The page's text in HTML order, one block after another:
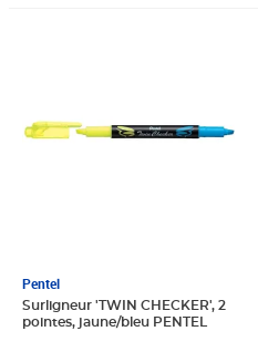
Pentel
Surligneur 'TWIN CHECKER', 2
pointes, jaune/bleu PENTEL